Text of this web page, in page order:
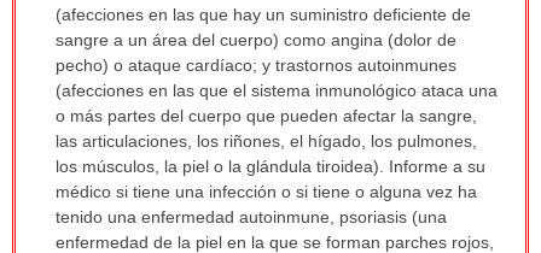
(afecciones en las que hay un suministro deficiente de
sangre a un área del cuerpo) como angina (dolor de
pecho) o ataque cardíaco; y trastornos autoinmunes
(afecciones en las que el sistema inmunológico ataca una
o más partes del cuerpo que pueden afectar la sangre,
las articulaciones, los riñones, el hígado, los pulmones,
los músculos, la piel o la glándula tiroidea). Informe a su
médico si tiene una infección o si tiene o alguna vez ha
tenido una enfermedad autoinmune, psoriasis (una
enfermedad de la piel en la que se forman parches rojos,